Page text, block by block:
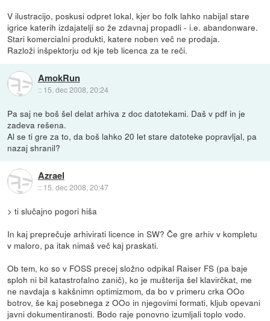
V ilustracijo, poskusi odpret lokal, kjer bo folk lahko nabijal stare
igrice katerih izdajatelji so že zdavnaj propadli - i.e. abandonware.
Stari komercialni produkti, katere noben več ne prodaja.
Razloži inšpektorju od kje teb licenca za te reči.
AmokRun
:: 15. dec 2008, 20:24
Pa saj ne boš šel delat arhiva z doc datotekami. Daš v pdf in je
zadeva rešena.
Al se ti gre za to, da boš lahko 20 let stare datoteke popravljal, pa
nazaj shranil?
Azrael
:: 15. dec 2008, 20:47
> ti slučajno pogori hiša
In kaj preprečuje arhivirati licence in SW? Če gre arhiv v kompletu
v maloro, pa itak nimaš več kaj praskati.
Ob tem, ko so v FOSS precej složno odpikal Raiser FS (pa baje
sploh ni bil katastrofalno zanič), ko je mušterija šel klavirčkat, me
ne navdaja s kakšnimn optimizmom, da bo v primeru crka OOo
botrov, še kaj posebnega z OOo in njegovimi formati, kljub opevani
javni dokumentiranosti. Bodo raje ponovno izumljali toplo vodo.